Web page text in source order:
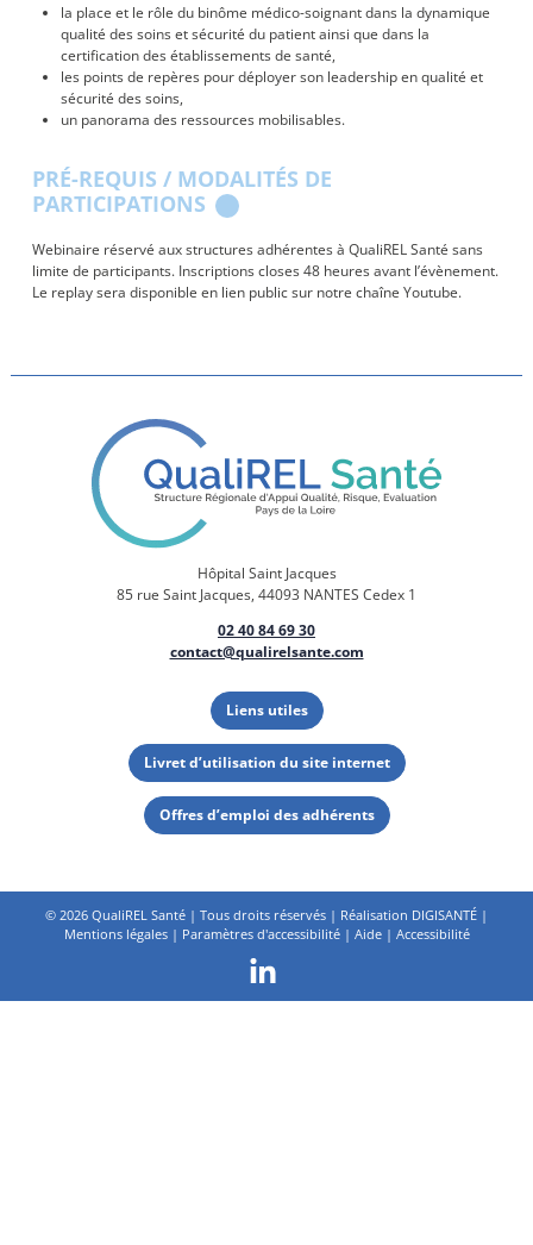
la place et le rôle du binôme médico-soignant dans la dynamique
qualité des soins et sécurité du patient ainsi que dans la
certification des établissements de santé,
les points de repères pour déployer son leadership en qualité et
sécurité des soins,
un panorama des ressources mobilisables.
PRÉ-REQUIS / MODALITÉS DE
PARTICIPATIONS
Webinaire réservé aux structures adhérentes à QualiREL Santé sans
limite de participants. Inscriptions closes 48 heures avant l’évènement.
Le replay sera disponible en lien public sur notre chaîne Youtube.
Hôpital Saint Jacques
85 rue Saint Jacques, 44093 NANTES Cedex 1
02 40 84 69 30
contact@qualirelsante.com
Liens utiles
Livret d’utilisation du site internet
Offres d’emploi des adhérents
© 2026 QualiREL Santé | Tous droits réservés | Réalisation DIGISANTÉ |
Mentions légales| Paramètres d'accessibilité| Aide| Accessibilité